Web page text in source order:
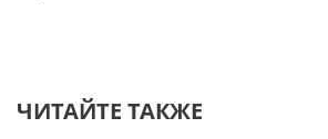
ЧИТАЙТЕ ТАКЖЕ